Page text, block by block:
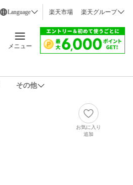
Language 楽天市場 楽天グループ
メニュー
その他
お気に入り
追加